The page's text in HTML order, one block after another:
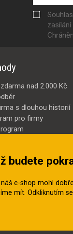
zasílání
nad 2.000 Kč
s dlouhou historií
pro firmy
budete
e-shop mohl
mít. Odkliknutím